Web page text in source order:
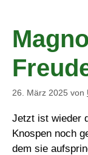
26. März 2025 von
Jetzt ist wieder
Knospen noch
dem sie